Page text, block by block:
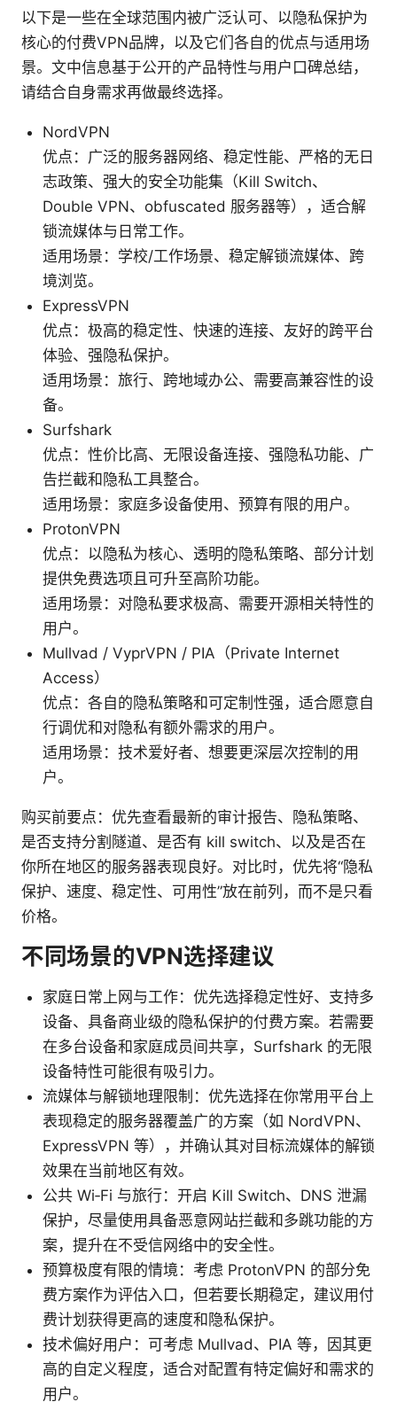
以下是一些在全球范围内被广泛认可、以隐私保护为
核心的付费VPN品牌，以及它们各自的优点与适用场
景。文中信息基于公开的产品特性与用户口碑总结，
请结合自身需求再做最终选择。
NordVPN
优点：广泛的服务器网络、稳定性能、严格的无日
志政策、强大的安全功能集（Kill Switch、
Double VPN、obfuscated 服务器等），适合解
锁流媒体与日常工作。
适用场景：学校/工作场景、稳定解锁流媒体、跨
境浏览。
ExpressVPN
优点：极高的稳定性、快速的连接、友好的跨平台
体验、强隐私保护。
适用场景：旅行、跨地域办公、需要高兼容性的设
备。
Surfshark
优点：性价比高、无限设备连接、强隐私功能、广
告拦截和隐私工具整合。
适用场景：家庭多设备使用、预算有限的用户。
ProtonVPN
优点：以隐私为核心、透明的隐私策略、部分计划
提供免费选项且可升至高阶功能。
适用场景：对隐私要求极高、需要开源相关特性的
用户。
Mullvad / VyprVPN / PIA（Private Internet
Access）
优点：各自的隐私策略和可定制性强，适合愿意自
行调优和对隐私有额外需求的用户。
适用场景：技术爱好者、想要更深层次控制的用
户。
购买前要点：优先查看最新的审计报告、隐私策略、
是否支持分割隧道、是否有 kill switch、以及是否在
你所在地区的服务器表现良好。对比时，优先将“隐私
保护、速度、稳定性、可用性”放在前列，而不是只看
价格。
不同场景的VPN选择建议
家庭日常上网与工作：优先选择稳定性好、支持多
设备、具备商业级的隐私保护的付费方案。若需要
在多台设备和家庭成员间共享，Surfshark 的无限
设备特性可能很有吸引力。
流媒体与解锁地理限制：优先选择在你常用平台上
表现稳定的服务器覆盖广的方案（如 NordVPN、
ExpressVPN 等），并确认其对目标流媒体的解锁
效果在当前地区有效。
公共 Wi‑Fi 与旅行：开启 Kill Switch、DNS 泄漏
保护，尽量使用具备恶意网站拦截和多跳功能的方
案，提升在不受信网络中的安全性。
预算极度有限的情境：考虑 ProtonVPN 的部分免
费方案作为评估入口，但若要长期稳定，建议用付
费计划获得更高的速度和隐私保护。
技术偏好用户：可考虑 Mullvad、PIA 等，因其更
高的自定义程度，适合对配置有特定偏好和需求的
用户。